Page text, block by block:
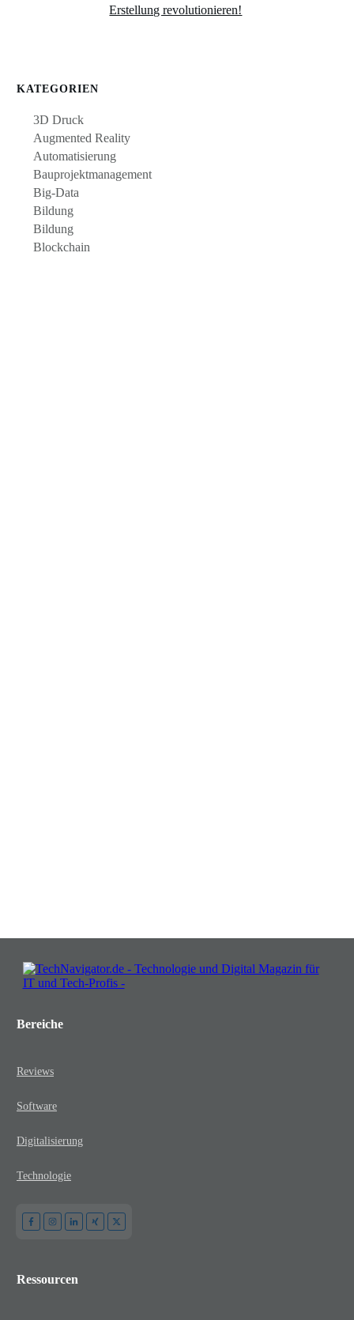
Erstellung revolutionieren!
KATEGORIEN
3D Druck
Augmented Reality
Automatisierung
Bauprojektmanagement
Big-Data
Bildung
Bildung
Blockchain
Bereiche
Reviews
Software
Digitalisierung
Technologie
Ressourcen